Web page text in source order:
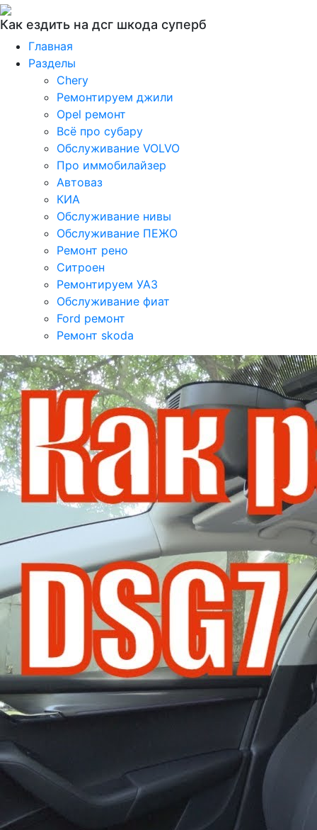
Как ездить на дсг шкода суперб
Главная
Разделы
Chery
Ремонтируем джили
Opel ремонт
Всё про субару
Обслуживание VOLVO
Про иммобилайзер
Автоваз
КИА
Обслуживание нивы
Обслуживание ПЕЖО
Ремонт рено
Ситроен
Ремонтируем УАЗ
Обслуживание фиат
Ford ремонт
Ремонт skoda